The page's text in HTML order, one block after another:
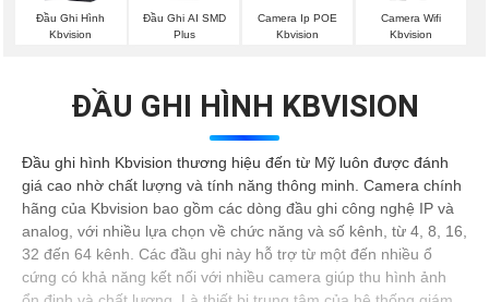
Đầu Ghi Hình
Kbvision
Đầu Ghi AI SMD
Plus
Camera Ip POE
Kbvision
Camera Wifi
Kbvision
ĐẦU GHI HÌNH KBVISION
Đầu ghi hình Kbvision thương hiệu đến từ Mỹ luôn được đánh
giá cao nhờ chất lượng và tính năng thông minh. Camera chính
hãng của Kbvision bao gồm các dòng đầu ghi công nghệ IP và
analog, với nhiều lựa chọn về chức năng và số kênh, từ 4, 8, 16,
32 đến 64 kênh. Các đầu ghi này hỗ trợ từ một đến nhiều ổ
cứng có khả năng kết nối với nhiều camera giúp thu hình ảnh